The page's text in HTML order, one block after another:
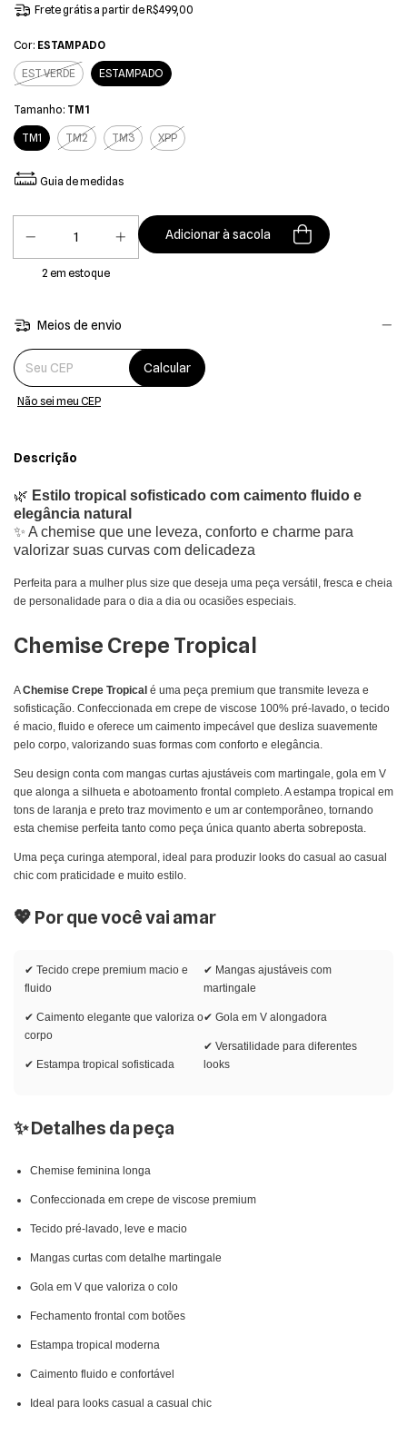
Frete grátis a partir deR$499,00
Cor: ESTAMPADO
EST VERDE ESTAMPADO
Tamanho: TM1
TM1 TM2 TM3 XPP
Guia de medidas
2 em estoque
Meios de envio
Entregas para o CEP:
Calcular
Não sei meu CEP
Descrição
🌿 Estilo tropical sofisticado com caimento fluido e
elegância natural
✨ A chemise que une leveza, conforto e charme para
valorizar suas curvas com delicadeza
Perfeita para a mulher plus size que deseja uma peça versátil, fresca e cheia
de personalidade para o dia a dia ou ocasiões especiais.
Chemise Crepe Tropical
AChemise Crepe Tropical é uma peça premium que transmite leveza e
sofisticação. Confeccionada em crepe de viscose 100% pré-lavado, o tecido
é macio, fluido e oferece um caimento impecável que desliza suavemente
pelo corpo, valorizando suas formas com conforto e elegância.
Seu design conta com mangas curtas ajustáveis com martingale, gola em V
que alonga a silhueta e abotoamento frontal completo. A estampa tropical em
tons de laranja e preto traz movimento e um ar contemporâneo, tornando
esta chemise perfeita tanto como peça única quanto aberta sobreposta.
Uma peça curinga atemporal, ideal para produzir looks do casual ao casual
chic com praticidade e muito estilo.
💖 Por que você vai amar
✔ Tecido crepe premium macio e
fluido
✔ Caimento elegante que valoriza o
corpo
✔ Estampa tropical sofisticada
✔ Mangas ajustáveis com
martingale
✔ Gola em V alongadora
✔ Versatilidade para diferentes
looks
✨ Detalhes da peça
Chemise feminina longa
Confeccionada em crepe de viscose premium
Tecido pré-lavado, leve e macio
Mangas curtas com detalhe martingale
Gola em V que valoriza o colo
Fechamento frontal com botões
Estampa tropical moderna
Caimento fluido e confortável
Ideal para looks casual a casual chic